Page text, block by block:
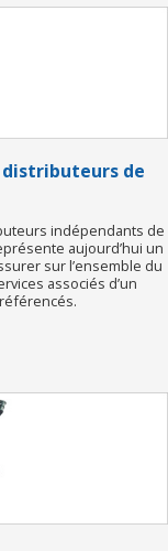
de
indépendants de
aujourd’hui un
sur l’ensemble du
associés d’un